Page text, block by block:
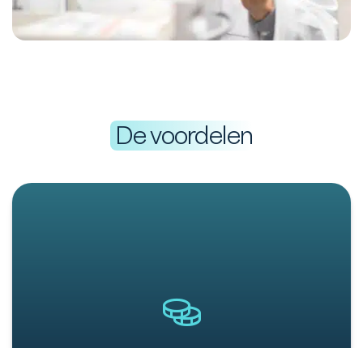
De voordelen
Door de consistente herinnering aan
openstaande rekeningen, de mogelijkheid om via